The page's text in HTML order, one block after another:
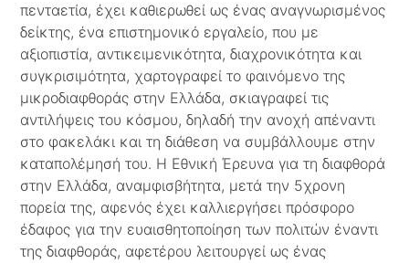
πενταετία, έχει καθιερωθεί ως ένας αναγνωρισμένος
δείκτης, ένα επιστημονικό εργαλείο, που με
αξιοπιστία, αντικειμενικότητα, διαχρονικότητα και
συγκρισιμότητα, χαρτογραφεί το φαινόμενο της
μικροδιαφθοράς στην Ελλάδα, σκιαγραφεί τις
αντιλήψεις του κόσμου, δηλαδή την ανοχή απέναντι
στο φακελάκι και τη διάθεση να συμβάλλουμε στην
καταπολέμησή του. Η Εθνική Έρευνα για τη διαφθορά
στην Ελλάδα, αναμφισβήτητα, μετά την 5χρονη
πορεία της, αφενός έχει καλλιεργήσει πρόσφορο
έδαφος για την ευαισθητοποίηση των πολιτών έναντι
της διαφθοράς, αφετέρου λειτουργεί ως ένας